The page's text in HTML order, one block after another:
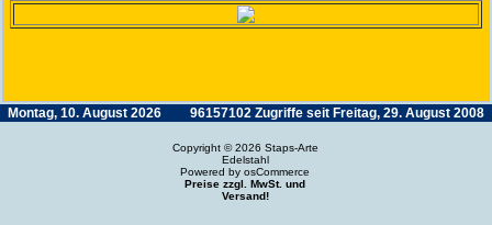
Montag, 10. August 2026 96157102 Zugriffe seit Freitag, 29. August 2008
Copyright © 2026 Staps-Arte
Edelstahl
Powered by osCommerce
Preise zzgl. MwSt. und
Versand!